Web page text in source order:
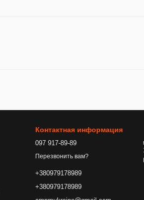
Контактная информация
097 917-89-89
Перезвонить вам?
+380979178989
+380979178989